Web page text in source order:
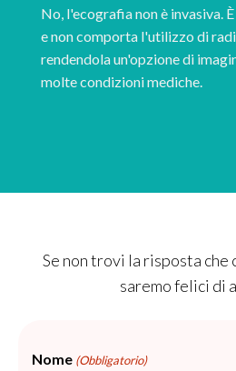
No, l'ecografia non è invasiva.
e non comporta l'utilizzo di
rendendola un'opzione di
molte condizioni mediche.
Se non trovi la risposta che
saremo felici di
Nome (Obbligatorio)